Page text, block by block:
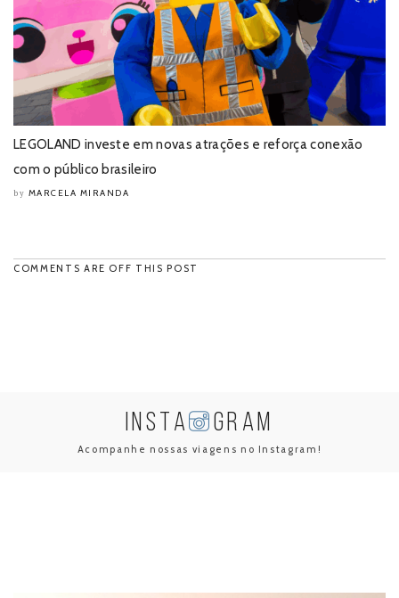
LEGOLAND investe em novas atrações e reforça conexão
com o público brasileiro
by MARCELA MIRANDA
COMMENTS ARE OFF THIS POST
INSTA GRAM
Acompanhe nossas viagens no Instagram!